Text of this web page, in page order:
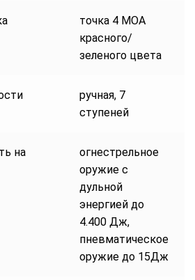
точка 4 МОА
красного/
зеленого цвета
ручная, 7
ступеней
на
огнестрельное
оружие с
дульной
энергией до
4.400 Дж,
пневматическое
оружие до 15Дж